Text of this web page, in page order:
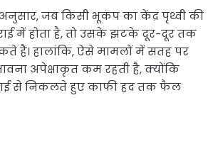
जब किसी भूकंप का केंद्र पृथ्वी की
में होता है, तो उसके झटके दूर-दूर तक
हैं। हालांकि, ऐसे मामलों में सतह पर
अपेक्षाकृत कम रहती है, क्योंकि
से निकलते हुए काफी हद तक फैल